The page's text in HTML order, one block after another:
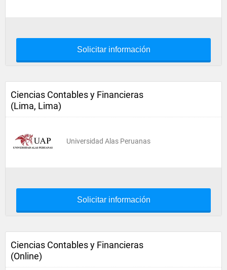
Solicitar información
Ciencias Contables y Financieras
(Lima, Lima)
Universidad Alas Peruanas
Solicitar información
Ciencias Contables y Financieras
(Online)